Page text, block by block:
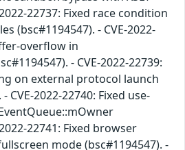
22737: Fixed race condition
(bsc#1194547). - CVE-2022-
overflow in
- CVE-2022-22739:
on external protocol launch
CVE-2022-22740: Fixed use-
22741: Fixed browser
mode (bsc#1194547). -